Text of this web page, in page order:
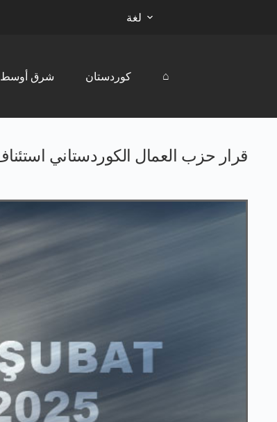
لغة
شرق أوسط كوردستان ⌂
قرار حزب العمال الكوردستاني استئناف الكفاح